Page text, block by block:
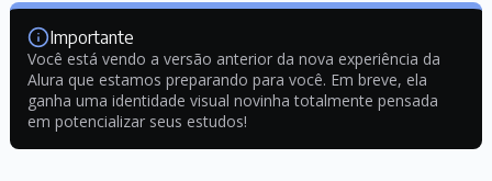
Importante
Você está vendo a versão anterior da nova experiência da
Alura que estamos preparando para você. Em breve, ela
ganha uma identidade visual novinha totalmente pensada
em potencializar seus estudos!